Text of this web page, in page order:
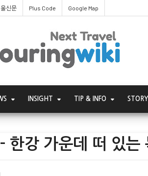
신문 Plus Code Google Map
INSIGHT TIP & INFO STORY
한강 가운데 떠 있는